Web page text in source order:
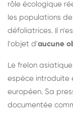
rôle écologique
les populations
défoliatrices. Il
l'objet d'aucune
Le frelon asiatique
espèce introduite
européen. Sa
documentée